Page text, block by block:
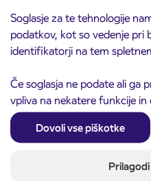
Soglasje za te tehnologije
podatkov, kot so vedenje pri
identifikatorji na tem
Če soglasja ne podate ali ga
vpliva na nekatere funkcije
Dovoli vse piškotke